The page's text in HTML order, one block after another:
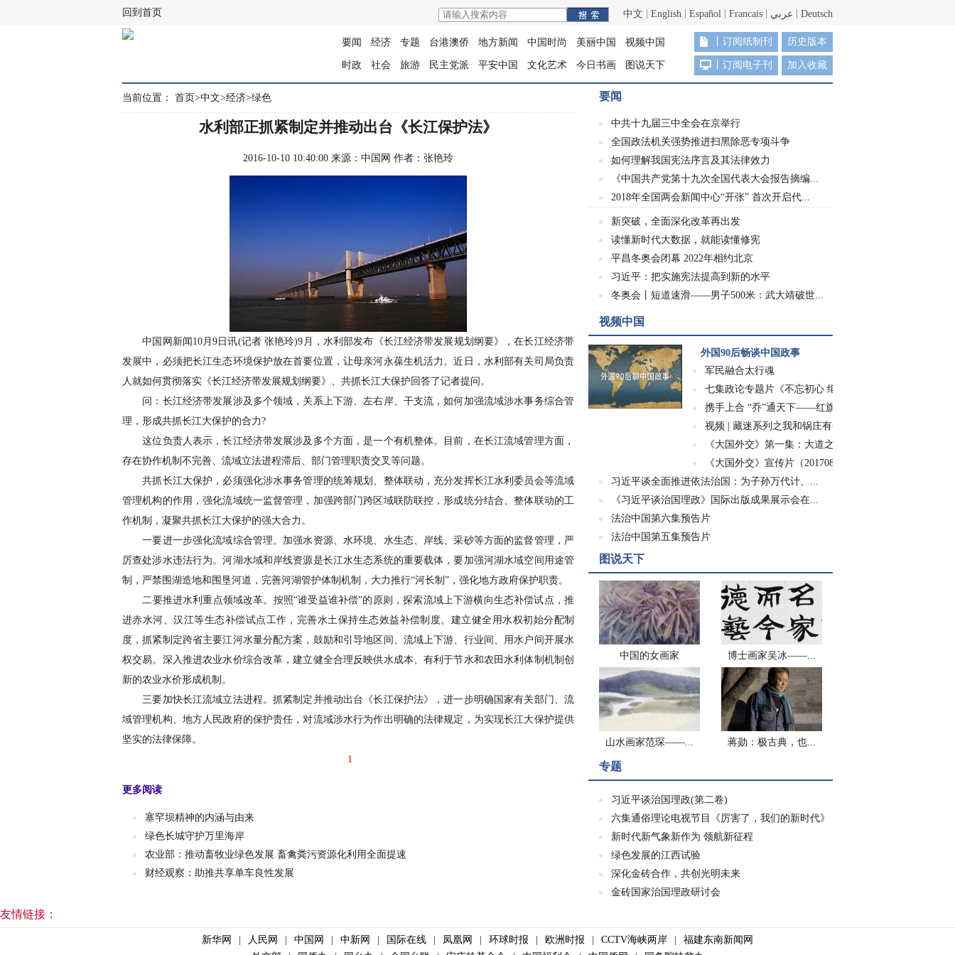
回到首页 中文 English Español Francais عربي Deutsch
要闻 经济 专题 台港澳侨 地方新闻 中国时尚 美丽中国 视频中国
时政 社会 旅游 民主党派 平安中国 文化艺术 今日书画 图说天下
订阅纸制刊 历史版本
订阅电子刊 加入收藏
要闻
中共十九届三中全会在京举行
全国政法机关强势推进扫黑除恶专项斗争
如何理解我国宪法序言及其法律效力
《中国共产党第十九次全国代表大会报告摘编...
2018年全国两会新闻中心“开张” 首次开启代...
新突破，全面深化改革再出发
读懂新时代大数据，就能读懂修宪
平昌冬奥会闭幕 2022年相约北京
习近平：把实施宪法提高到新的水平
冬奥会丨短道速滑——男子500米：武大靖破世...
视频中国
外国90后畅谈中国政事
军民融合太行魂
七集政论专题片《不忘初心 继续前进》
携手上合 “乔”通天下——红旗渠精神走进世...
视频 | 藏迷系列之我和锅庄有个约会
《大国外交》第一集：大道之行
《大国外交》宣传片（20170826）
习近平谈全面推进依法治国：为子孙万代计、...
《习近平谈治国理政》国际出版成果展示会在...
法治中国第六集预告片
法治中国第五集预告片
图说天下
中国的女画家 博士画家吴冰——...
山水画家范琛——... 蒋勋：极古典，也...
专题
习近平谈治国理政(第二卷)
六集通俗理论电视节目《厉害了，我们的新时代》
新时代新气象新作为 领航新征程
绿色发展的江西试验
深化金砖合作，共创光明未来
金砖国家治国理政研讨会
当前位置： 首页>中文>经济>绿色
水利部正抓紧制定并推动出台《长江保护法》
2016-10-10 10:40:00 来源：中国网 作者：张艳玲
中国网新闻10月9日讯(记者 张艳玲)9月，水利部发布《长江经济带发展规划纲要》，在长江经济带
发展中，必须把长江生态环境保护放在首要位置，让母亲河永葆生机活力。近日，水利部有关司局负责
人就如何贯彻落实《长江经济带发展规划纲要》、共抓长江大保护回答了记者提问。
问：长江经济带发展涉及多个领域，关系上下游、左右岸、干支流，如何加强流域涉水事务综合管
理，形成共抓长江大保护的合力?
这位负责人表示，长江经济带发展涉及多个方面，是一个有机整体。目前，在长江流域管理方面，
存在协作机制不完善、流域立法进程滞后、部门管理职责交叉等问题。
共抓长江大保护，必须强化涉水事务管理的统筹规划、整体联动，充分发挥长江水利委员会等流域
管理机构的作用，强化流域统一监督管理，加强跨部门跨区域联防联控，形成统分结合、整体联动的工
作机制，凝聚共抓长江大保护的强大合力。
一要进一步强化流域综合管理。加强水资源、水环境、水生态、岸线、采砂等方面的监督管理，严
厉查处涉水违法行为。河湖水域和岸线资源是长江水生态系统的重要载体，要加强河湖水域空间用途管
制，严禁围湖造地和围垦河道，完善河湖管护体制机制，大力推行“河长制”，强化地方政府保护职责。
二要推进水利重点领域改革。按照“谁受益谁补偿”的原则，探索流域上下游横向生态补偿试点，推
进赤水河、汉江等生态补偿试点工作，完善水土保持生态效益补偿制度。建立健全用水权初始分配制
度，抓紧制定跨省主要江河水量分配方案，鼓励和引导地区间、流域上下游、行业间、用水户间开展水
权交易。深入推进农业水价综合改革，建立健全合理反映供水成本、有利于节水和农田水利体制机制创
新的农业水价形成机制。
三要加快长江流域立法进程。抓紧制定并推动出台《长江保护法》，进一步明确国家有关部门、流
域管理机构、地方人民政府的保护责任，对流域涉水行为作出明确的法律规定，为实现长江大保护提供
坚实的法律保障。
1
更多阅读
塞罕坝精神的内涵与由来
绿色长城守护万里海岸
农业部：推动畜牧业绿色发展 畜禽粪污资源化利用全面提速
财经观察：助推共享单车良性发展
友情链接：
新华网 人民网 中国网 中新网 国际在线 凤凰网 环球时报 欧洲时报 CCTV海峡两岸
福建东南新闻网